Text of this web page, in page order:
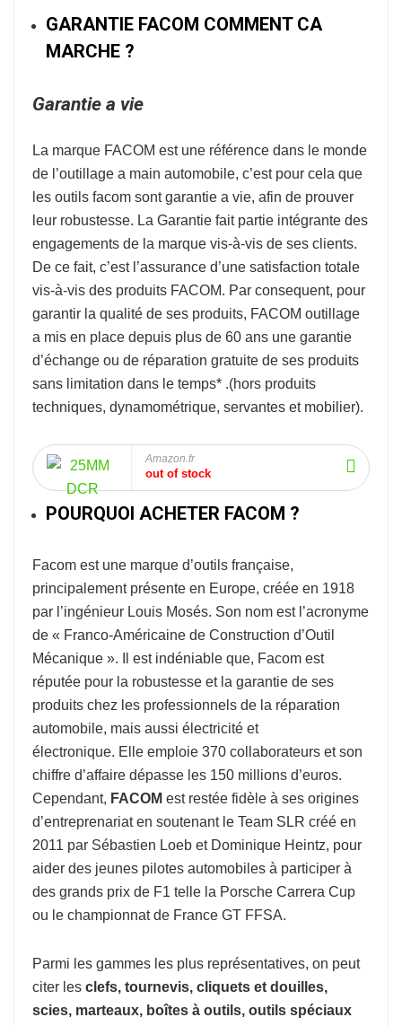
GARANTIE FACOM COMMENT CA
MARCHE ?
Garantie a vie
La marque FACOM est une référence dans le monde
de l’outillage a main automobile, c’est pour cela que
les outils facom sont garantie a vie, afin de prouver
leur robustesse. La Garantie fait partie intégrante des
engagements de la marque vis-à-vis de ses clients.
De ce fait, c’est l’assurance d’une satisfaction totale
vis-à-vis des produits FACOM. Par consequent, pour
garantir la qualité de ses produits, FACOM outillage
a mis en place depuis plus de 60 ans une garantie
d’échange ou de réparation gratuite de ses produits
sans limitation dans le temps* .(hors produits
techniques, dynamométrique, servantes et mobilier).
Amazon.fr
out of stock
POURQUOI ACHETER FACOM ?
Facom est une marque d’outils française,
principalement présente en Europe, créée en 1918
par l’ingénieur Louis Mosés. Son nom est l’acronyme
de « Franco-Américaine de Construction d’Outil
Mécanique ». Il est indéniable que, Facom est
réputée pour la robustesse et la garantie de ses
produits chez les professionnels de la réparation
automobile, mais aussi électricité et
électronique. Elle emploie 370 collaborateurs et son
chiffre d’affaire dépasse les 150 millions d’euros.
Cependant, FACOM est restée fidèle à ses origines
d’entreprenariat en soutenant le Team SLR créé en
2011 par Sébastien Loeb et Dominique Heintz, pour
aider des jeunes pilotes automobiles à participer à
des grands prix de F1 telle la Porsche Carrera Cup
ou le championnat de France GT FFSA.
Parmi les gammes les plus représentatives, on peut
citer les clefs, tournevis, cliquets et douilles,
scies, marteaux, boîtes à outils, outils spéciaux